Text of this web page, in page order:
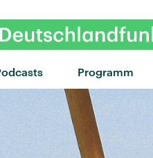
Programm